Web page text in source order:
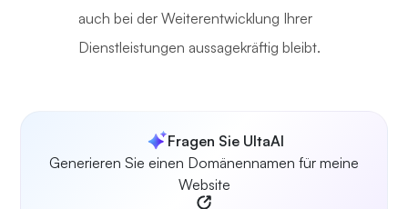
auch bei der Weiterentwicklung Ihrer
Dienstleistungen aussagekräftig bleibt.
Fragen Sie UltaAI
Generieren Sie einen Domänennamen für meine
Website